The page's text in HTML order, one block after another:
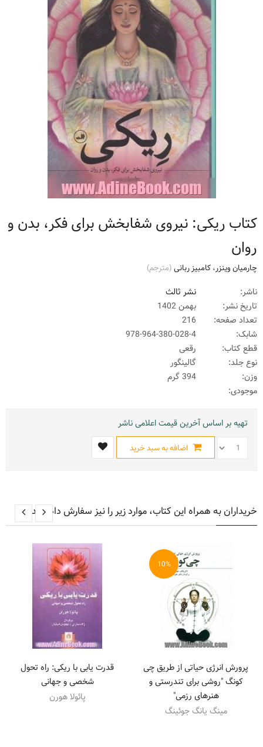
کتاب ریکی: نیروی شفابخش برای فکر، بدن و
روان
چارمیان وینزر،کامبیز ربانی(مترجم)
ناشر:
نشر ثالث
تاریخ نشر:
بهمن 1402
تعداد صفحه:
شابک:
978-964-380-028-4
قطع کتاب:
رقعی
نوع جلد:
گالینگور
وزن:
موجودی:
تهیه بر اساس آخرین قیمت اعلامی ناشر
اضافه به سبد خرید
خریداران به همراه این کتاب، موارد زیر را نیز سفارش داده اند
10%
پرورش انرژی حیاتی از طریق چی
کونگ "روشی برای تندرستی و
هنرهای رزمی"
مینگ یانگ جوئینگ
قدرت یابی با ریکی: راه تحول
شخصی و جهانی
پائولا هورن